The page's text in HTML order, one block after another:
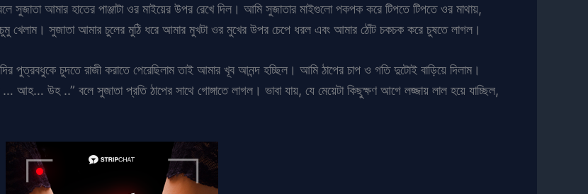
আমার হাতের পাঞ্জাটা ওর মাইয়ের উপর রেখে দিল। আমি সুজাতার মাইগুলো পকপক করে টিপতে টিপতে ওর মাথায়,
খেলাম। সুজাতা আমার চুলের মুঠি ধরে আমার মুখটা ওর মুখের উপর চেপে ধরল এবং আমার ঠোঁট চকচক করে চুষতে লাগল।
পুত্রবধুকে চুদতে রাজী করাতে পেরেছিলাম তাই আমার খূব আনন্দ হচ্ছিল। আমি ঠাপের চাপ ও গতি দুটোই বাড়িয়ে দিলাম।
উহ ..” বলে সুজাতা প্রতি ঠাপের সাথে গোঙ্গাতে লাগল। ভাবা যায়, যে মেয়েটা কিছুক্ষণ আগে লজ্জায় লাল হয়ে যাচ্ছিল,